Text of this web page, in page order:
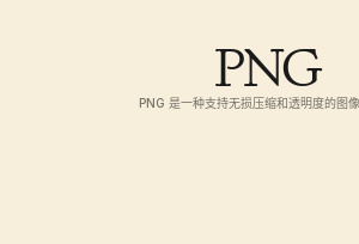
PNG
PNG 是一种支持无损压缩和透明度的图像